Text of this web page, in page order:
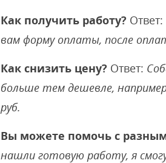
Как получить работу? Ответ:
вам форму оплаты, после
Как снизить цену? Ответ:
больше тем дешевле,
руб.
Вы можете помочь с
нашли готовую работу, я